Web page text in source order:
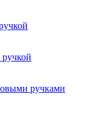
ручками